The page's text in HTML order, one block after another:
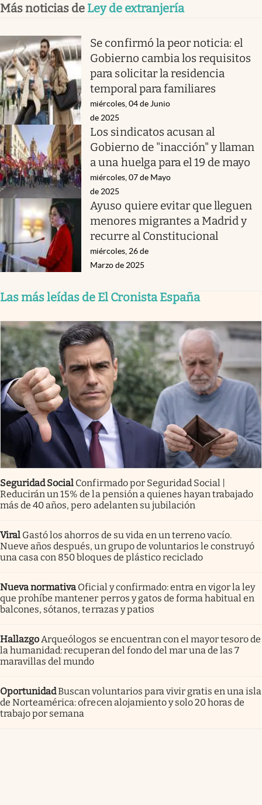
Más noticias de Ley de extranjería
Se confirmó la peor noticia: el
Gobierno cambia los requisitos
para solicitar la residencia
temporal para familiares
miércoles, 04 de Junio
de 2025
Los sindicatos acusan al
Gobierno de "inacción" y llaman
a una huelga para el 19 de mayo
miércoles, 07 de Mayo
de 2025
Ayuso quiere evitar que lleguen
menores migrantes a Madrid y
recurre al Constitucional
miércoles, 26 de
Marzo de 2025
Las más leídas de El Cronista España
Seguridad Social Confirmado por Seguridad Social |
Reducirán un 15% de la pensión a quienes hayan trabajado
más de 40 años, pero adelanten su jubilación
Viral Gastó los ahorros de su vida en un terreno vacío.
Nueve años después, un grupo de voluntarios le construyó
una casa con 850 bloques de plástico reciclado
Nueva normativa Oficial y confirmado: entra en vigor la ley
que prohíbe mantener perros y gatos de forma habitual en
balcones, sótanos, terrazas y patios
Hallazgo Arqueólogos se encuentran con el mayor tesoro de
la humanidad: recuperan del fondo del mar una de las 7
maravillas del mundo
OportunidadBuscan voluntarios para vivir gratis en una isla
de Norteamérica: ofrecen alojamiento y solo 20 horas de
trabajo por semana